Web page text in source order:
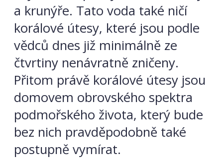
a krunýře. Tato voda také ničí
korálové útesy, které jsou podle
vědců dnes již minimálně ze
čtvrtiny nenávratně zničeny.
Přitom právě korálové útesy jsou
domovem obrovského spektra
podmořského života, který bude
bez nich pravděpodobně také
postupně vymírat.